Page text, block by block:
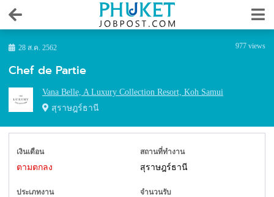
28 ส.ค. 2562 977 views
Chef de Partie
Vana Belle, A Luxury Collection Resort, Koh Samui
สุราษฎร์ธานี
เงินเดือน
ตามตกลง
สถานที่ทำงาน
สุราษฎร์ธานี
ประเภทงาน จำนวนรับ